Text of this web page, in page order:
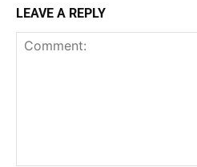
LEAVE A REPLY